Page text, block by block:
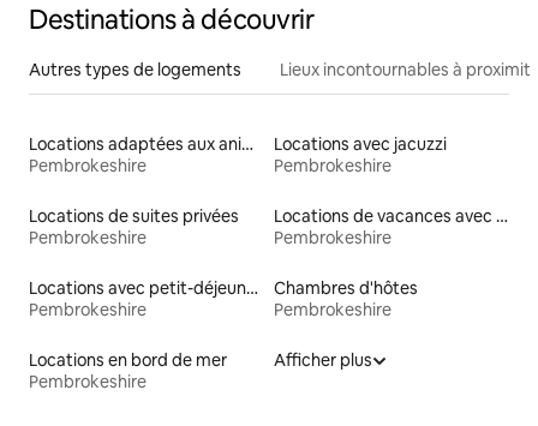
Destinations à découvrir
Autres types de logements Lieux incontournables à
Locations adaptées aux animaux
Pembrokeshire
Locations avec jacuzzi
Pembrokeshire
Locations de suites privées
Pembrokeshire
Locations de vacances avec piscine
Pembrokeshire
Locations avec petit-déjeuner
Pembrokeshire
Chambres d'hôtes
Pembrokeshire
Locations en bord de mer
Pembrokeshire
Afficher plus